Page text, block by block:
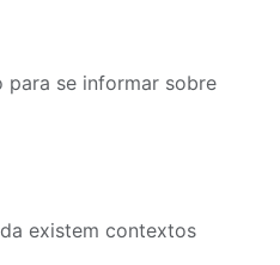
para se informar sobre
existem contextos